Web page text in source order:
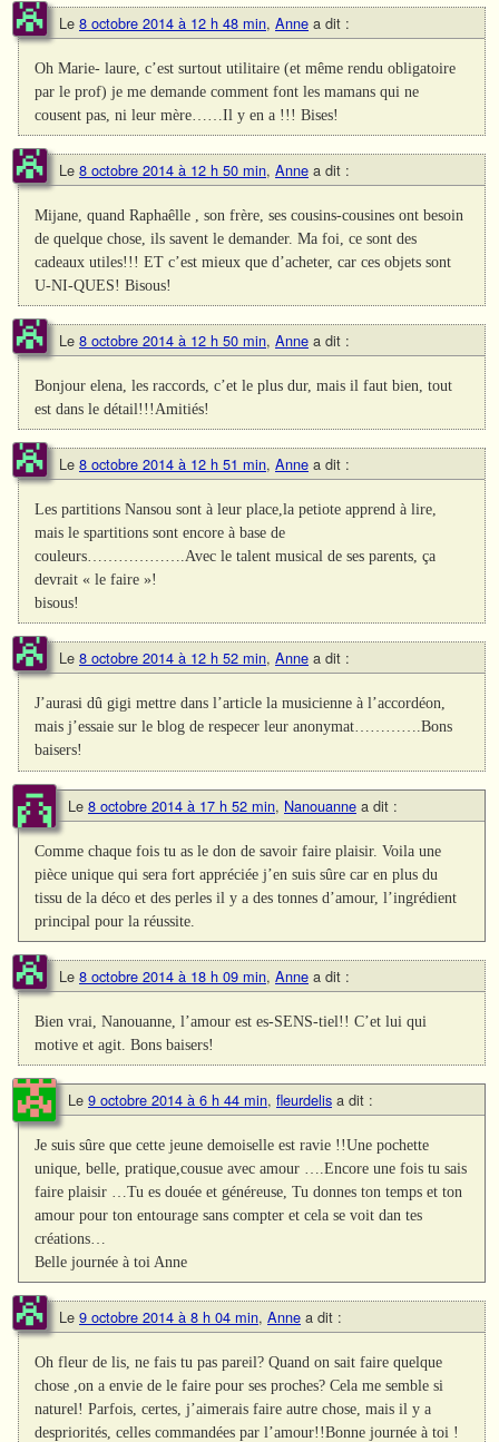
Le 8 octobre 2014 à 12 h 48 min, Anne a dit :
Oh Marie- laure, c’est surtout utilitaire (et même rendu obligatoire
par le prof) je me demande comment font les mamans qui ne
cousent pas, ni leur mère……Il y en a !!! Bises!
Le 8 octobre 2014 à 12 h 50 min, Anne a dit :
Mijane, quand Raphaêlle , son frère, ses cousins-cousines ont besoin
de quelque chose, ils savent le demander. Ma foi, ce sont des
cadeaux utiles!!! ET c’est mieux que d’acheter, car ces objets sont
U-NI-QUES! Bisous!
Le 8 octobre 2014 à 12 h 50 min, Anne a dit :
Bonjour elena, les raccords, c’et le plus dur, mais il faut bien, tout
est dans le détail!!!Amitiés!
Le 8 octobre 2014 à 12 h 51 min, Anne a dit :
Les partitions Nansou sont à leur place,la petiote apprend à lire,
mais le spartitions sont encore à base de
couleurs……………….Avec le talent musical de ses parents, ça
devrait « le faire »!
bisous!
Le 8 octobre 2014 à 12 h 52 min, Anne a dit :
J’aurasi dû gigi mettre dans l’article la musicienne à l’accordéon,
mais j’essaie sur le blog de respecer leur anonymat………….Bons
baisers!
Le 8 octobre 2014 à 17 h 52 min, Nanouanne a dit :
Comme chaque fois tu as le don de savoir faire plaisir. Voila une
pièce unique qui sera fort appréciée j’en suis sûre car en plus du
tissu de la déco et des perles il y a des tonnes d’amour, l’ingrédient
principal pour la réussite.
Le 8 octobre 2014 à 18 h 09 min, Anne a dit :
Bien vrai, Nanouanne, l’amour est es-SENS-tiel!! C’et lui qui
motive et agit. Bons baisers!
Le 9 octobre 2014 à 6 h 44 min, fleurdelis a dit :
Je suis sûre que cette jeune demoiselle est ravie !!Une pochette
unique, belle, pratique,cousue avec amour ….Encore une fois tu sais
faire plaisir …Tu es douée et généreuse, Tu donnes ton temps et ton
amour pour ton entourage sans compter et cela se voit dan tes
créations…
Belle journée à toi Anne
Le 9 octobre 2014 à 8 h 04 min, Anne a dit :
Oh fleur de lis, ne fais tu pas pareil? Quand on sait faire quelque
chose ,on a envie de le faire pour ses proches? Cela me semble si
naturel! Parfois, certes, j’aimerais faire autre chose, mais il y a
despriorités, celles commandées par l’amour!!Bonne journée à toi !